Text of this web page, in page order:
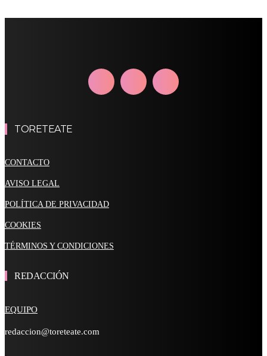
TORETEATE
CONTACTO
AVISO LEGAL
POLÍTICA DE PRIVACIDAD
COOKIES
TÉRMINOS Y CONDICIONES
REDACCIÓN
EQUIPO
redaccion@toreteate.com